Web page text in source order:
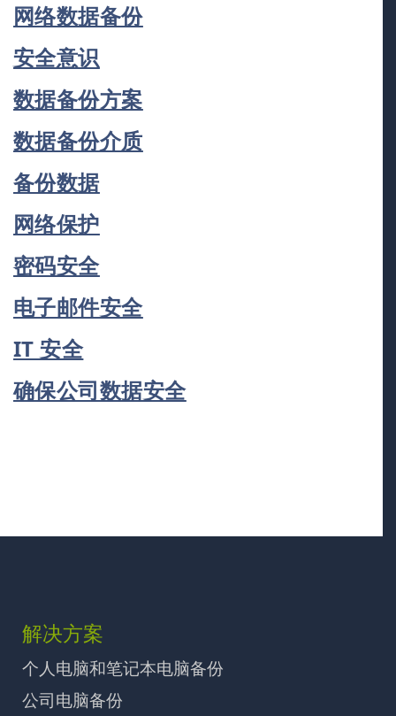
网络数据备份
安全意识
数据备份方案
数据备份介质
备份数据
网络保护
密码安全
电子邮件安全
IT 安全
确保公司数据安全
解决方案
个人电脑和笔记本电脑备份
公司电脑备份